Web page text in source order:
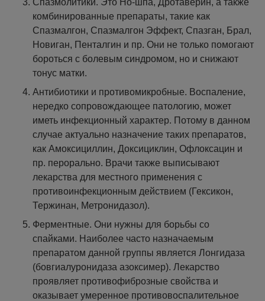
комбинированные препараты, такие как
Спазмалгон, Спазмалгон Эффект, Спазган, Брал,
Новиган, Пенталгин и пр. Они не только помогают
бороться с болевым синдромом, но и снижают
тонус матки.
Антибиотики и противомикробные. Воспаление,
нередко сопровождающее патологию, может
иметь инфекционный характер. Потому в данном
случае актуально назначение таких препаратов,
как Амоксициллин, Доксициклин, Офлоксацин и
пр. перорально. Врачи также выписывают
лекарства для местного применения с
противоинфекционным действием (Гексикон,
Тержинан, Метронидазол).
Ферментные. Они нужны для борьбы со
спайками. Наиболее часто назначаемым
препаратом данной группы является Лонгидаза
(бовгиалуронидаза азоксимер). Лекарство
проявляет противофиброзные свойства и
оказывает умеренное противовоспалительное